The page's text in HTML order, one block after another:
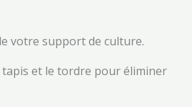
votre support de culture.
tapis et le tordre pour éliminer